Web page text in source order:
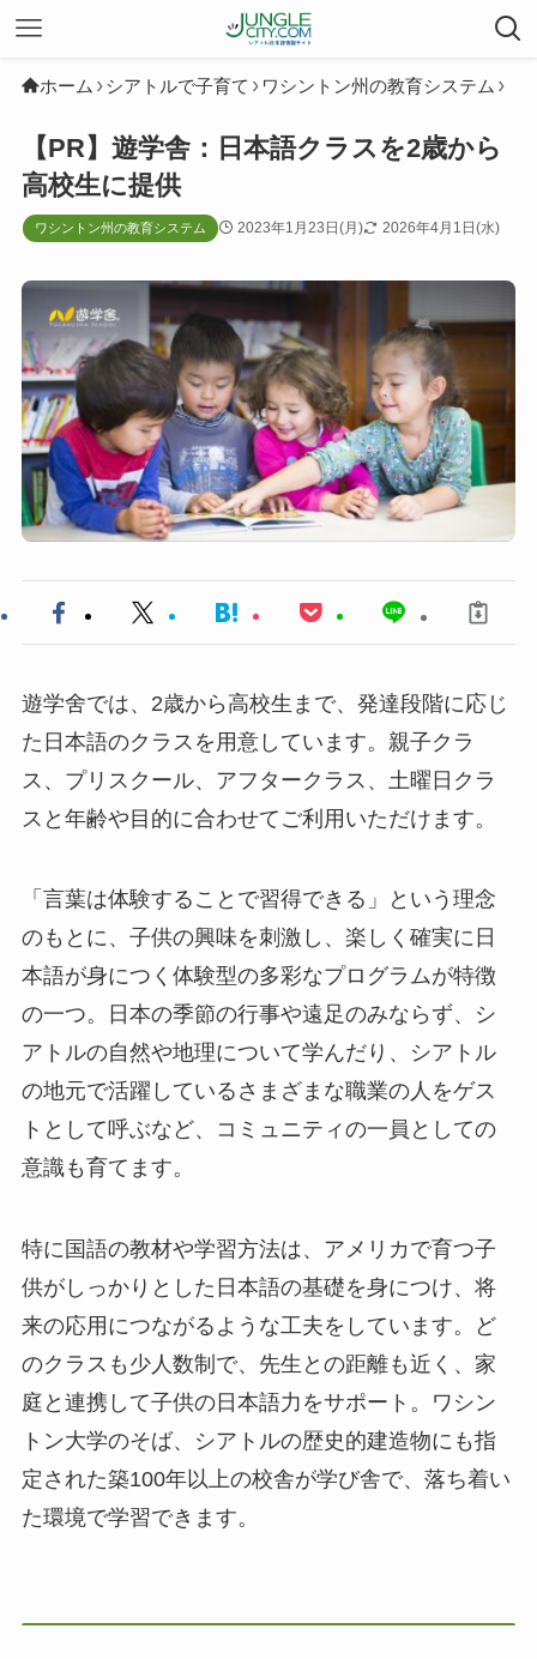
ホーム シアトルで子育て ワシントン州の教育システム
【PR】遊学舎：日本語クラスを2歳から
高校生に提供
ワシントン州の教育システム 2023年1月23日(月) 2026年4月1日(水)
遊学舍では、2歳から高校生まで、発達段階に応じ
た日本語のクラスを用意しています。親子クラ
ス、プリスクール、アフタークラス、土曜日クラ
スと年齢や目的に合わせてご利用いただけます。
「言葉は体験することで習得できる」という理念
のもとに、子供の興味を刺激し、楽しく確実に日
本語が身につく体験型の多彩なプログラムが特徴
の一つ。日本の季節の行事や遠足のみならず、シ
アトルの自然や地理について学んだり、シアトル
の地元で活躍しているさまざまな職業の人をゲス
トとして呼ぶなど、コミュニティの一員としての
意識も育てます。
特に国語の教材や学習方法は、アメリカで育つ子
供がしっかりとした日本語の基礎を身につけ、将
来の応用につながるような工夫をしています。ど
のクラスも少人数制で、先生との距離も近く、家
庭と連携して子供の日本語力をサポート。ワシン
トン大学のそば、シアトルの歴史的建造物にも指
定された築100年以上の校舎が学び舎で、落ち着い
た環境で学習できます。